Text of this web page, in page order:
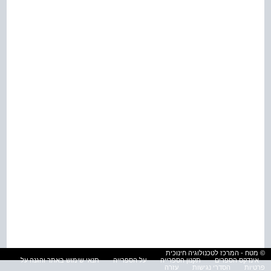
© מטח - המרכז לטכנולוגיה חינוכית
אינדקס הספרים
תקנון הספרייה על הספרייה
תנאי שימוש באתר והגנה על
פרטיות
הסדרי נגישות עזרה